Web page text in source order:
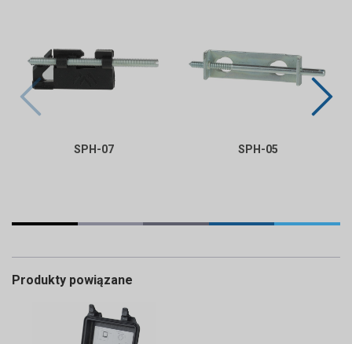
SPH-07 SPH-05
Produkty powiązane